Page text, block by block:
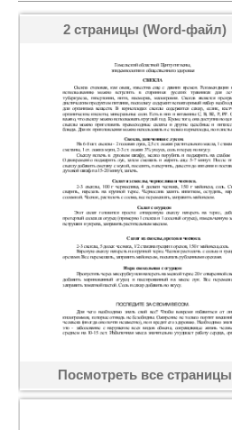
2 страницы (Word-файл)
Посмотреть все страницы